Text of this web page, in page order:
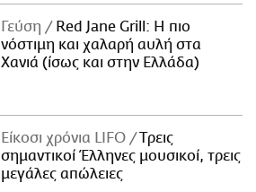
Γεύση
Red Jane Grill: Η πιο
νόστιμη και χαλαρή αυλή στα
Χανιά (ίσως και στην Ελλάδα)
Είκοσι χρόνια LIFO
Tρεις
σημαντικοί Έλληνες μουσικοί, τρεις
μεγάλες απώλειες